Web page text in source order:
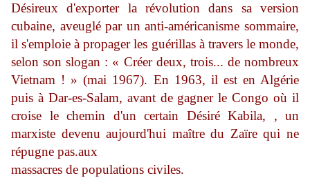
Désireux d'exporter la révolution dans sa version
cubaine, aveuglé par un anti-américanisme sommaire,
il s'emploie à propager les guérillas à travers le monde,
selon son slogan : « Créer deux, trois... de nombreux
Vietnam ! » (mai 1967). En 1963, il est en Algérie
puis à Dar-es-Salam, avant de gagner le Congo où il
croise le chemin d'un certain Désiré Kabila, , un
marxiste devenu aujourd'hui maître du Zaïre qui ne
répugne pas.aux
massacres de populations civiles.